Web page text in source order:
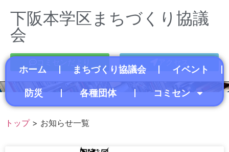
下阪本学区まちづくり協議
会
ホーム まちづくり協議会 イベント
防災 各種団体 コミセン
トップ> お知らせ一覧